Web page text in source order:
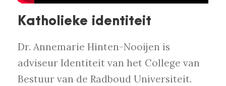
Katholieke identiteit
Dr. Annemarie Hinten-Nooijen is
adviseur Identiteit van het College van
Bestuur van de Radboud Universiteit.